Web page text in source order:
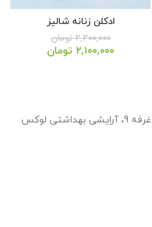
ادکلن زنانه شالیز
۲,۲۰۰,۰۰۰ تومان
قیمت
۲,۱۰۰,۰۰۰ تومان
کرمانشاه، پاوه، نوسود بازارچه مرزی غرفه 9، آرایشی بهداشتی لوکس